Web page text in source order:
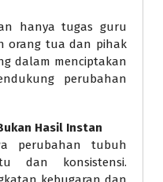
hanya tugas guru
orang tua dan pihak
dalam menciptakan
perubahan
Hasil Instan
perubahan tubuh
dan konsistensi.